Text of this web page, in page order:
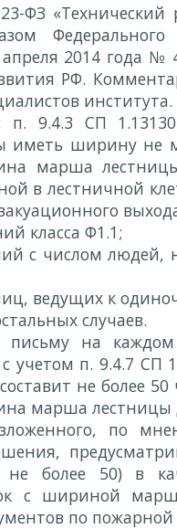
ФЗ «Технический
2014 года
РФ.
института.
п. 9.4.3 СП
иметь ширину не
марша
в лестничной
класса Ф1.1;
с числом людей,
ведущих к
случаев.
письму на
учетом п. 9.4.7 СП
не более
марша
по
более 50) в
с шириной
по пожарной